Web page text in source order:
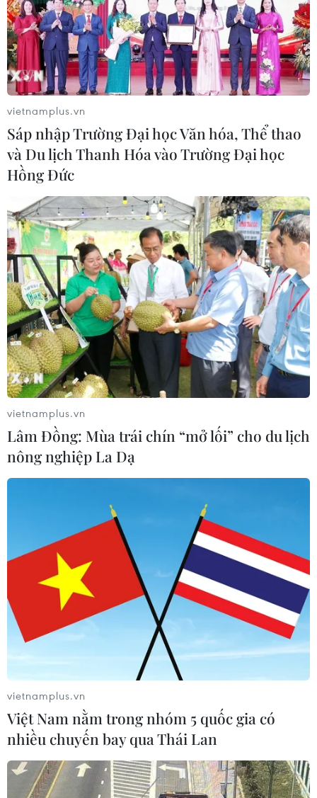
Theo chương trình, Chính phủ chuẩn bị 54 báo cáo, tờ
trình, đề án, dự án trình Quốc hội gồm: 6 dự án luật, 16
tờ trình, báo cáo trình bày ở hội trường, 32 báo cáo gửi
đại biểu Quốc hội tự nghiên cứu.
vietnamplus.vn
Sáp nhập Trường Đại học Văn hóa, Thể thao
và Du lịch Thanh Hóa vào Trường Đại học
Hồng Đức
vietnamplus.vn
Lâm Đồng: Mùa trái chín “mở lối” cho du lịch
nông nghiệp La Dạ
vietnamplus.vn
Việt Nam nằm trong nhóm 5 quốc gia có
nhiều chuyến bay qua Thái Lan